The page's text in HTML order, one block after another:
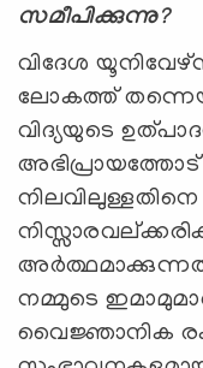
സമീപിക്കുന്നു?
വിദേശ
ലോകത്ത്
വിദ്യയുടെ
അഭിപ്രായത്തോട്
നമ്മുടെ
വൈജ്ഞാനിക